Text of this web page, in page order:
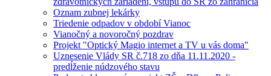
Oznam zubnej lekárky
Triedenie odpadov v období Vianoc
Vianočný a novoročný pozdrav
Projekt "Optický Magio internet a TV u vás doma"
Uznesenie Vlády SR č.718 zo dňa 11.11.2020 -
predĺženie núdzového stavu